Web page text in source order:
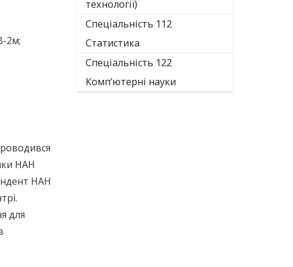
2м;
НАН
НАН
для
технології)
Спеціальність 112
Статистика
Спеціальність 122
Комп’ютерні науки